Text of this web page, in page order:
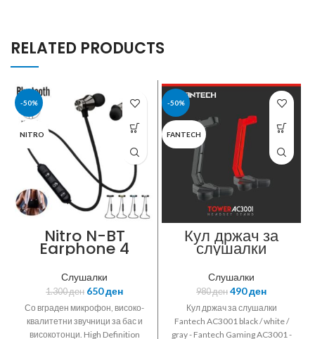
RELATED PRODUCTS
-50%
NITRO
Nitro N-BT
Earphone 4
ултра кул блутут
4.2 слушалки со
микрофон со
вграден драјвер
за бас и
високотонци,
Слушалки
1.300ден 650ден
Со вграден микрофон, високо-
квалитетни звучници за бас и
високотонци. High Definition
-50%
FANTECH
Кул држач за
слушалки
Fantech
AC3001 black /
white / gray
Слушалки
980ден 490ден
Кул држач за слушалки
Fantech AC3001 black / white /
gray - Fantech Gaming AC3001 -